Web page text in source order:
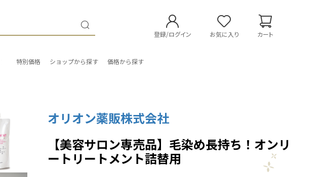
登録/ログイン お気に入り カート
特別価格 ショップから探す 価格から探す
オリオン薬販株式会社
【美容サロン専売品】毛染め長持ち！オンリ
ートリートメント詰替用